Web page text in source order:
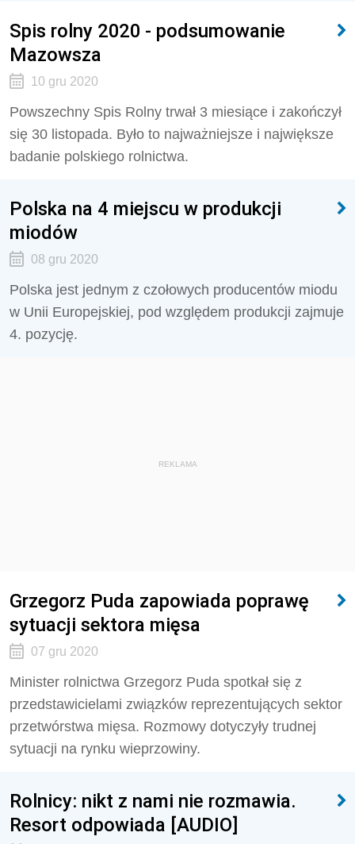
Spis rolny 2020 - podsumowanie
Mazowsza
10 gru 2020
Powszechny Spis Rolny trwał 3 miesiące i zakończył
się 30 listopada. Było to najważniejsze i największe
badanie polskiego rolnictwa.
Polska na 4 miejscu w produkcji
miodów
08 gru 2020
Polska jest jednym z czołowych producentów miodu
w Unii Europejskiej, pod względem produkcji zajmuje
4. pozycję.
REKLAMA
Grzegorz Puda zapowiada poprawę
sytuacji sektora mięsa
07 gru 2020
Minister rolnictwa Grzegorz Puda spotkał się z
przedstawicielami związków reprezentujących sektor
przetwórstwa mięsa. Rozmowy dotyczyły trudnej
sytuacji na rynku wieprzowiny.
Rolnicy: nikt z nami nie rozmawia.
Resort odpowiada [AUDIO]